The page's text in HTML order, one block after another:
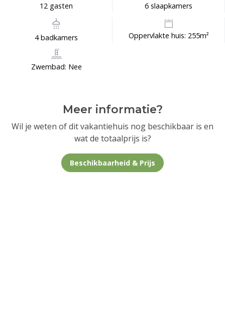
12 gasten 6 slaapkamers
4 badkamers Oppervlakte huis: 255m²
Zwembad: Nee
Meer informatie?
Wil je weten of dit vakantiehuis nog beschikbaar is en
wat de totaalprijs is?
Beschikbaarheid & Prijs